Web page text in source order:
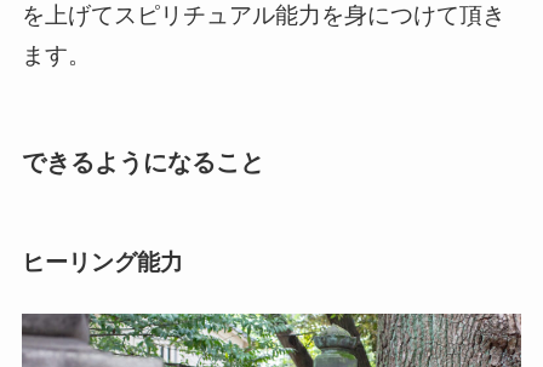
を上げてスピリチュアル能力を身につけて頂き
ます。
できるようになること
ヒーリング能力